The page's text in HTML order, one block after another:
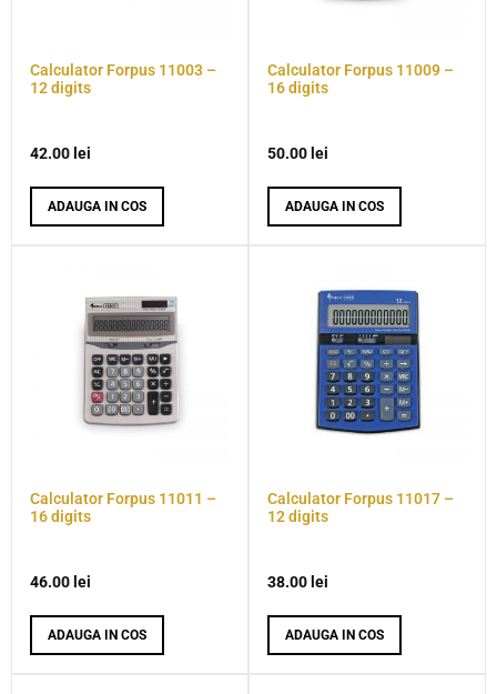
Calculator Forpus 11003 –
12 digits
42.00 lei
ADAUGA IN COS
Calculator Forpus 11009 –
16 digits
50.00 lei
ADAUGA IN COS
Calculator Forpus 11011 –
16 digits
46.00 lei
ADAUGA IN COS
Calculator Forpus 11017 –
12 digits
38.00 lei
ADAUGA IN COS